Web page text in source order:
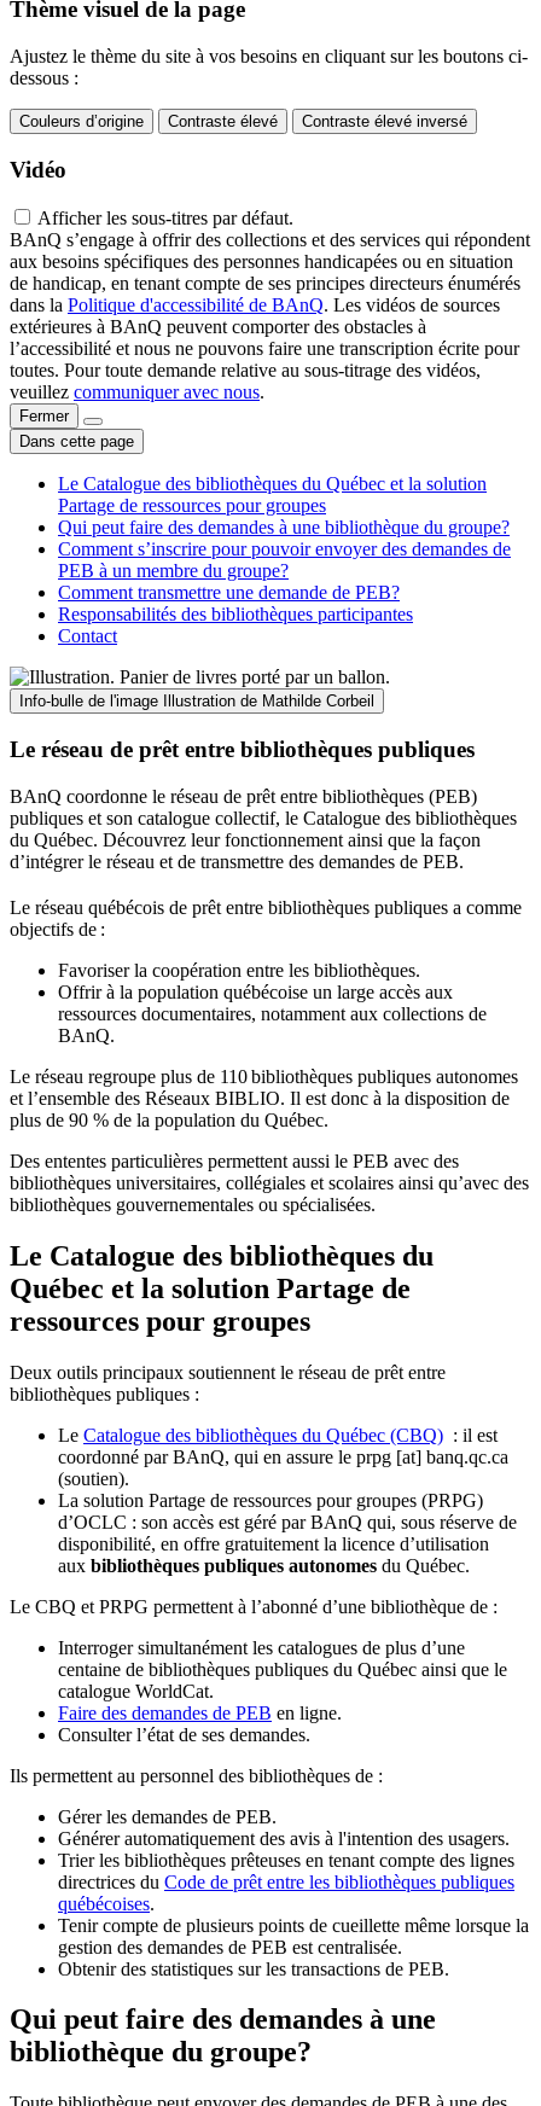
Thème visuel de la page
Ajustez le thème du site à vos besoins en cliquant sur les boutons ci-
dessous :
Couleurs d’origine Contraste élevé Contraste élevé inversé
Vidéo
Afficher les sous-titres par défaut.
BAnQ s’engage à offrir des collections et des services qui répondent
aux besoins spécifiques des personnes handicapées ou en situation
de handicap, en tenant compte de ses principes directeurs énumérés
dans la Politique d'accessibilité de BAnQ. Les vidéos de sources
extérieures à BAnQ peuvent comporter des obstacles à
l’accessibilité et nous ne pouvons faire une transcription écrite pour
toutes. Pour toute demande relative au sous-titrage des vidéos,
veuillez communiquer avec nous.
Fermer
Dans cette page
Le Catalogue des bibliothèques du Québec et la solution
Partage de ressources pour groupes
Qui peut faire des demandes à une bibliothèque du groupe?
Comment s’inscrire pour pouvoir envoyer des demandes de
PEB à un membre du groupe?
Comment transmettre une demande de PEB?
Responsabilités des bibliothèques participantes
Contact
Info-bulle de l'image Illustration de Mathilde Corbeil
Le réseau de prêt entre bibliothèques publiques
BAnQ coordonne le réseau de prêt entre bibliothèques (PEB)
publiques et son catalogue collectif, le Catalogue des bibliothèques
du Québec. Découvrez leur fonctionnement ainsi que la façon
d’intégrer le réseau et de transmettre des demandes de PEB.
Le réseau québécois de prêt entre bibliothèques publiques a comme
objectifs de :
Favoriser la coopération entre les bibliothèques.
Offrir à la population québécoise un large accès aux
ressources documentaires, notamment aux collections de
BAnQ.
Le réseau regroupe plus de 110bibliothèques publiques autonomes
et l’ensemble des Réseaux BIBLIO. Il est donc à la disposition de
plus de 90 % de la population du Québec.
Des ententes particulières permettent aussi le PEB avec des
bibliothèques universitaires, collégiales et scolaires ainsi qu’avec des
bibliothèques gouvernementales ou spécialisées.
Le Catalogue des bibliothèques du
Québec et la solution Partage de
ressources pour groupes
Deux outils principaux soutiennent le réseau de prêt entre
bibliothèques publiques :
Le Catalogue des bibliothèques du Québec (CBQ) : il est
coordonné par BAnQ, qui en assure le prpg [at] banq.qc.ca
(soutien).
La solution Partage de ressources pour groupes (PRPG)
d’OCLC : son accès est géré par BAnQ qui, sous réserve de
disponibilité, en offre gratuitement la licence d’utilisation
aux bibliothèques publiques autonomes du Québec.
Le CBQ et PRPG permettent à l’abonné d’une bibliothèque de :
Interroger simultanément les catalogues de plus d’une
centaine de bibliothèques publiques du Québec ainsi que le
catalogue WorldCat.
Faire des demandes de PEB en ligne.
Consulter l’état de ses demandes.
Ils permettent au personnel des bibliothèques de :
Gérer les demandes de PEB.
Générer automatiquement des avis à l'intention des usagers.
Trier les bibliothèques prêteuses en tenant compte des lignes
directrices du Code de prêt entre les bibliothèques publiques
québécoises.
Tenir compte de plusieurs points de cueillette même lorsque la
gestion des demandes de PEB est centralisée.
Obtenir des statistiques sur les transactions de PEB.
Qui peut faire des demandes à une
bibliothèque du groupe?